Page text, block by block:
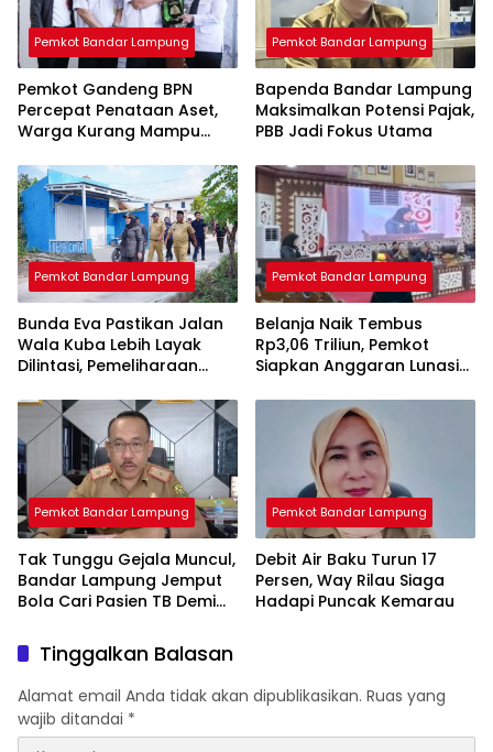
Pemkot Bandar Lampung
Pemkot Gandeng BPN
Percepat Penataan Aset,
Warga Kurang Mampu
Tanah
Pemkot Bandar Lampung
Bapenda Bandar Lampung
Maksimalkan Potensi Pajak,
PBB Jadi Fokus Utama
Pemkot Bandar Lampung
Bunda Eva Pastikan Jalan
Wala Kuba Lebih Layak
Dilintasi, Pemeliharaan
Pemkot Bandar Lampung
Belanja Naik Tembus
Rp3,06 Triliun, Pemkot
Siapkan Anggaran Lunasi
Program Prioritas
Pemkot Bandar Lampung
Tak Tunggu Gejala Muncul,
Bandar Lampung Jemput
Bola Cari Pasien TB Demi
Pemkot Bandar Lampung
Debit Air Baku Turun 17
Persen, Way Rilau Siaga
Hadapi Puncak Kemarau
Tinggalkan Balasan
Alamat email Anda tidak akan dipublikasikan. Ruas yang
wajib ditandai *